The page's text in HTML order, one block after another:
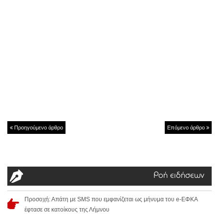
Προηγούμενο άρθρο Επόμενο άρθρο
Ροή ειδήσεων
Προσοχή: Απάτη με SMS που εμφανίζεται ως μήνυμα του e-ΕΦΚΑ
έφτασε σε κατοίκους της Λήμνου